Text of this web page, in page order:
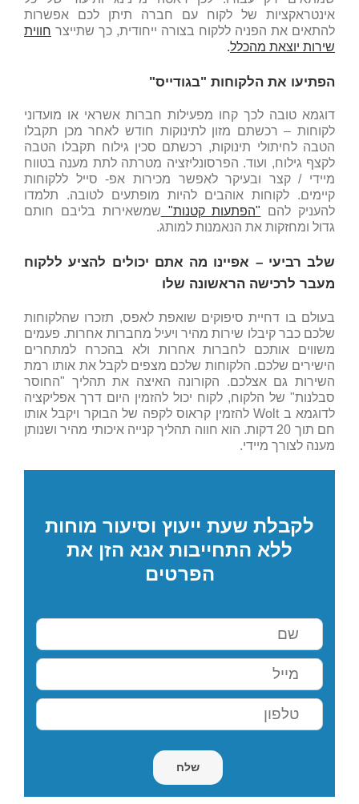
אינטראקציות של לקוח עם חברה תיתן לכם אפשרות
להתאים את הפניה ללקוח בצורה ייחודית, כך שתייצר חווית
שירות יוצאת מהכלל.
הפתיעו את הלקוחות "בגודייס"
דוגמא טובה לכך קחו מפעילות חברות אשראי או מועדוני
לקוחות – רכשתם מזון לתינוקות חודש לאחר מכן תקבלו
הטבה לחיתולי תינוקות, רכשתם סכין גילוח תקבלו הטבה
לקצף גילוח, ועוד. הפרסונליזציה מטרתה לתת מענה בטווח
מיידי / קצר ובעיקר לאפשר מכירות אפ- סייל ללקוחות
קיימים. לקוחות אוהבים להיות מופתעים לטובה. תלמדו
להעניק להם "הפתעות קטנות" שמשאירות בליבם חותם
גדול ומחזקות את הנאמנות למותג.
שלב רביעי – אפיינו מה אתם יכולים להציע ללקוח
מעבר לרכישה הראשונה שלו
בעולם בו דחיית סיפוקים שואפת לאפס, תזכרו שהלקוחות
שלכם כבר קיבלו שירות מהיר ויעיל מחברות אחרות. פעמים
משווים אותכם לחברות אחרות ולא בהכרח למתחרים
הישירים שלכם. הלקוחות שלכם מצפים לקבל את אותו רמת
השירות גם אצלכם. הקורונה האיצה את תהליך "החוסר
סבלנות" של הלקוח, לקוח יכול להזמין היום דרך אפליקציה
לדוגמא ב Wolt להזמין קראוס לקפה של הבוקר ויקבל אותו
חם תוך 20 דקות. הוא חווה תהליך קנייה איכותי מהיר ושנותן
מענה לצורך מיידי.
לקבלת שעת ייעוץ וסיעור מוחות
ללא התחייבות אנא הזן את
הפרטים